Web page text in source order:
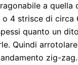
a
4 strisce di
quanto un
Quindi
zig-zag.